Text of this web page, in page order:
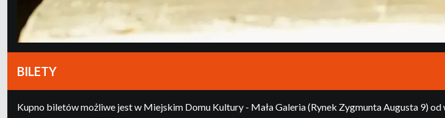
BILETY
Kupno biletów możliwe jest w Miejskim Domu Kultury - Mała Galeria (Rynek Zygmunta Augusta 9)